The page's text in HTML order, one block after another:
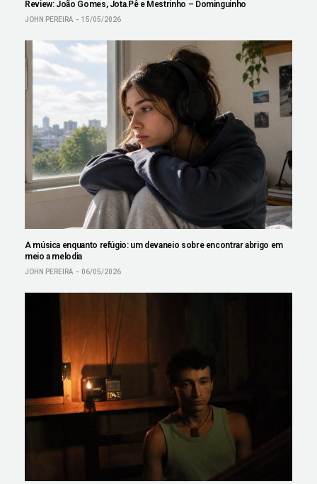
Review: João Gomes, Jota.Pê e Mestrinho – Dominguinho
JOHN PEREIRA 15/05/2026
A música enquanto refúgio: um devaneio sobre encontrar abrigo em
meio a melodia
JOHN PEREIRA 06/05/2026